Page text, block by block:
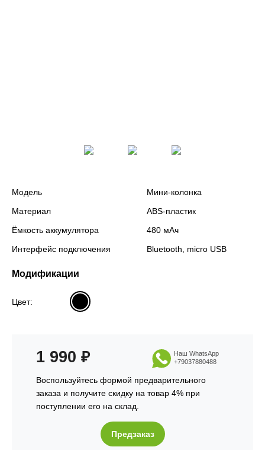
Модель
Мини-колонка
Материал
ABS-пластик
Ёмкость аккумулятора
480 мАч
Интерфейс подключения
Bluetooth, micro USB
Модификации
Цвет:
1 990 ₽
Воспользуйтесь формой предварительного
заказа и получите скидку на товар 4% при
поступлении его на склад.
Наш WhatsApp
+79037880488
Предзаказ